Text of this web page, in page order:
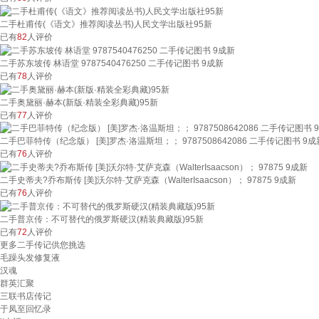
二手杜甫传(《语文》推荐阅读丛书)人民文学出版社95新
已有82 人评价
二手苏东坡传 林语堂 9787540476250 二手传记图书 9成新
已有78人评价
二手奥黛丽·赫本(新版·精装全彩典藏)95新
已有77 人评价
二手巴菲特传（纪念版） [美]罗杰·洛温斯坦；； 9787508642086 二手传记图书 9成
已有76 人评价
二手史蒂夫?乔布斯传 [美]沃尔特·艾萨克森（WalterIsaacson）； 97875 9成新
已有76 人评价
二手普京传：不可替代的俄罗斯硬汉(精装典藏版)95新
已有72 人评价
更多二手传记供您挑选
毛躁头发修复液
汉魂
群英汇聚
三联书店传记
于凤至回忆录